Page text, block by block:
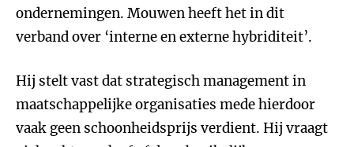
ondernemingen. Mouwen heeft het in dit
verband over ‘interne en externe hybriditeit’.
Hij stelt vast dat strategisch management in
maatschappelijke organisaties mede hierdoor
vaak geen schoonheidsprijs verdient. Hij vraagt